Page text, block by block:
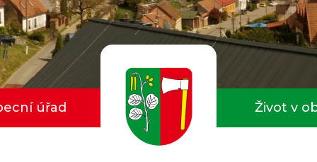
úřad Život v